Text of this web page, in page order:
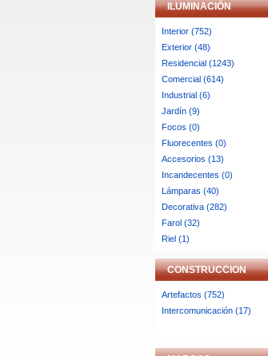
ILUMINACIÓN
Interior (752)
Exterior (48)
Residencial (1243)
Comercial (614)
Industrial (6)
Jardín (9)
Focos (0)
Fluorecentes (0)
Accesorios (13)
Incandecentes (0)
Lámparas (40)
Decorativa (282)
Farol (32)
Riel (1)
CONSTRUCCION
Artefactos (752)
Intercomunicación (17)